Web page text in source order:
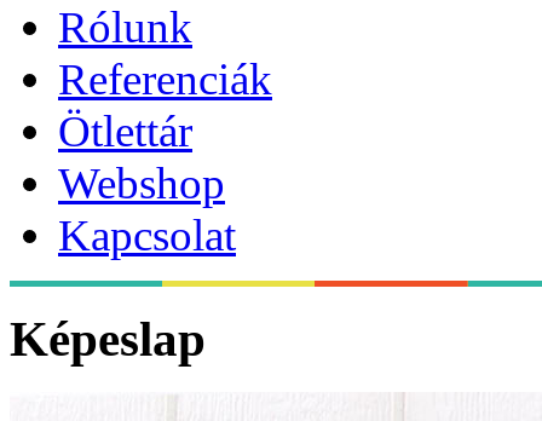
Rólunk
Referenciák
Ötlettár
Webshop
Kapcsolat
Képeslap